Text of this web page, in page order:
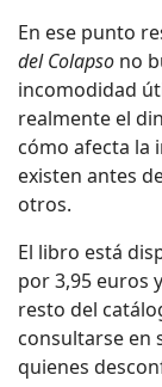
En ese punto
del Colapso no
incomodidad
realmente el
cómo afecta la
existen antes
otros.
El libro está
por 3,95 euros
resto del
consultarse en
quienes